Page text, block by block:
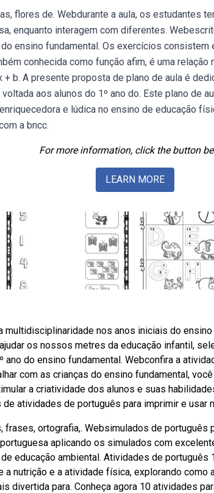
flores de. Webdurante a aula, os estudantes
enquanto interagem com diferentes.
ensino fundamental. Os exercícios
conhecida como função afim, é uma
+ b. A presente proposta de plano de aula é
aos alunos do 1º ano do. Este plano de
e lúdica no ensino de educação
a bncc.
For more information, click the button
LEARN MORE
multidisciplinaridade nos anos iniciais do
os nossos metres da educação infantil,
ano do ensino fundamental. Webconfira a
com as crianças do ensino fundamental,
a criatividade dos alunos e suas
atividades de português para imprimir e usar
frases, ortografia,. Websimulados de português
aplicando os simulados com
educação ambiental. Atividades de português
a nutrição e a atividade física, explorando
divertida para. Conheça agora 10 atividades